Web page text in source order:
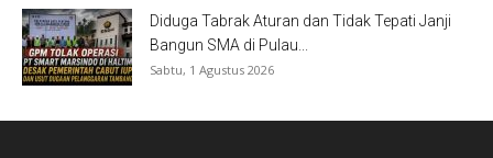
Diduga Tabrak Aturan dan Tidak Tepati Janji
Bangun SMA di Pulau...
Sabtu, 1 Agustus 2026